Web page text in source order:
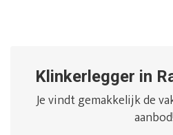
Klinkerlegger in
Je vindt gemakkelijk de
aanbod!